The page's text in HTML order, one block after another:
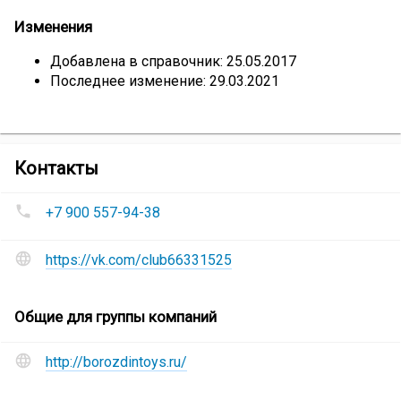
Изменения
Добавлена в справочник: 25.05.2017
Последнее изменение: 29.03.2021
Контакты
«Любимые
Номера
телефонов
«Любимые
+7 900 557-94-38
Сайт
и
сети
Магазин
игрушки»:
https://vk.com/club66331525
Общие для группы компанийСеть
Сайт
и
http://borozdintoys.ru/